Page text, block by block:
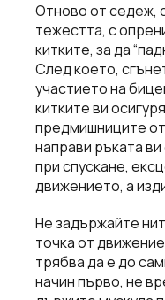
Отново от седеж,
тежестта, с
китките, за да
След което,
участието на
китките ви
предмишниците
направи ръката
при спускане,
движението, а
Не задържайте
точка от
трябва да е до
начин първо, не